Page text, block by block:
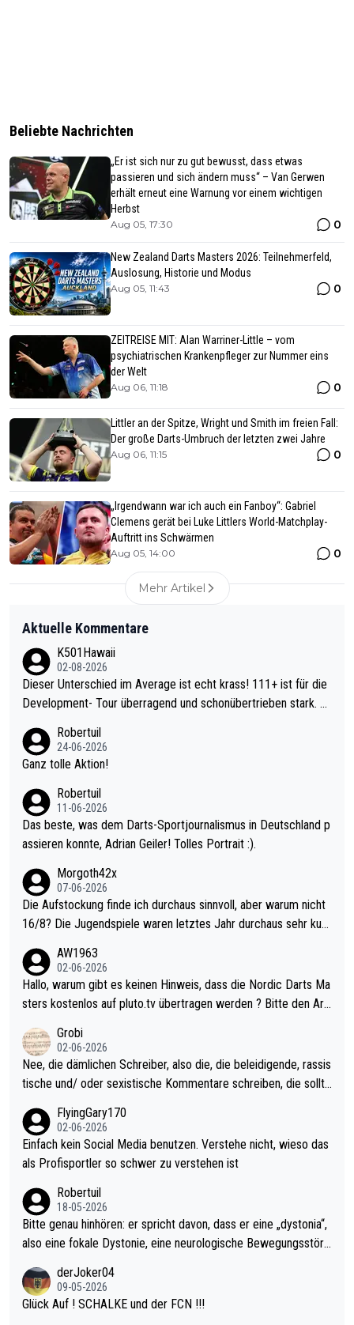
Beliebte Nachrichten
„Er ist sich nur zu gut bewusst, dass etwas
passieren und sich ändern muss“ – Van Gerwen
erhält erneut eine Warnung vor einem wichtigen
Herbst
Aug 05, 17:30 0
New Zealand Darts Masters 2026: Teilnehmerfeld,
Auslosung, Historie und Modus
Aug 05, 11:43 0
ZEITREISE MIT: Alan Warriner-Little – vom
psychiatrischen Krankenpfleger zur Nummer eins
der Welt
Aug 06, 11:18 0
Littler an der Spitze, Wright und Smith im freien Fall:
Der große Darts-Umbruch der letzten zwei Jahre
Aug 06, 11:15 0
„Irgendwann war ich auch ein Fanboy“: Gabriel
Clemens gerät bei Luke Littlers World-Matchplay-
Auftritt ins Schwärmen
Aug 05, 14:00 0
Mehr Artikel
Aktuelle Kommentare
K501Hawaii
02-08-2026
Dieser Unterschied im Average ist echt krass! 111+ ist für die
Development- Tour überragend und schonübertrieben stark. U
mal 40+ erst recht. Da gewinnst keinen Blumentopf - ist ja noc
h krasser wie ein Pokalspiel eines Kreisligisten vs einem Bund
Robertuil
24-06-2026
Ganz tolle Aktion!
Robertuil
11-06-2026
Das beste, was dem Darts-Sportjournalismus in Deutschland p
assieren konnte, Adrian Geiler! Tolles Portrait :).
Morgoth42x
07-06-2026
Die Aufstockung finde ich durchaus sinnvoll, aber warum nicht
16/8? Die Jugendspiele waren letztes Jahr durchaus sehr kurz
Allerdings ist Mitchell Lawrie als Nummer 1 der Welt eh qualifi
ziert. Somit ändert die automatische Qualifikation des Weltmei
sters erstmal nichts. Ich denke sie wollen damit für nächstes J
ohl wenig WDF Turniere spielen. Dies war bei Archie Self letzt
es Jahr der Fall. Er musste als amtierender Weltmeister durch
den Qualifier und ich glaube kaum, dass Mitchel sich das (in Ve
gas) antun würde, wenn er doch eigentlich die PDC-WM als Zi
el hat.
AW1963
02-06-2026
Hallo, warum gibt es keinen Hinweis, dass die Nordic Darts Ma
sters kostenlos auf pluto.tv übertragen werden ? Bitte den Arti
Grobi
02-06-2026
Nee, die dämlichen Schreiber, also die, die beleidigende, rassis
tische und/ oder sexistische Kommentare schreiben, die sollte
s Leben in den Griff kriegen. Nur eins wundert mich: Luke Little
r war doch neulich erst derjenige, der über Social Media GvV p
rovoziert hat. Und Littlers Mutter schießt öfters mal gegen Ric
FlyingGary170
02-06-2026
Einfach kein Social Media benutzen. Verstehe nicht, wieso das
als Profisportler so schwer zu verstehen ist
Robertuil
18-05-2026
Bitte genau hinhören: er spricht davon, dass er eine „dystonia“,
also eine fokale Dystonie, eine neurologische Bewegungsstöru
erden, im Arm hat. Und, dass Medikamente ihm helfen! Ich glau
be immer noch, dass sehr viele der Dartits-Fälle fälschlich psy
derJoker04
09-05-2026
Glück Auf ! SCHALKE und der FCN !!!